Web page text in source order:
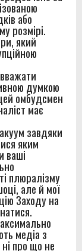
або
розмірі.
який
думкою
омбудсмен
має
завдяки
яким
ваші
плюралізму
але й мої
Заходу на
медіа з
ні про що не